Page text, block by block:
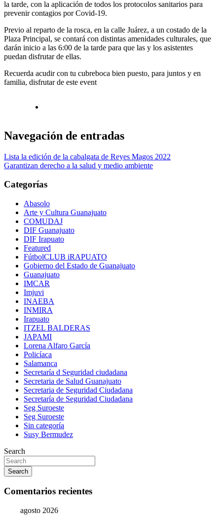
la tarde, con la aplicación de todos los protocolos sanitarios para
prevenir contagios por Covid-19.
Previo al reparto de la rosca, en la calle Juárez, a un costado de la
Plaza Principal, se contará con distintas amenidades culturales, que
darán inicio a las 6:00 de la tarde para que las y los asistentes
puedan disfrutar de ellas.
Recuerda acudir con tu cubreboca bien puesto, para juntos y en
familia, disfrutar de este event
Navegación de entradas
Lista la edición de la cabalgata de Reyes Magos 2022
Garantizan derecho a la salud y medio ambiente
Categorías
Abasolo
Arte y Cultura Guanajuato
COMUDAJ
DIF Guanajuato
DIF Irapuato
Featured
FútbolCLUB iRAPUATO
Gobierno del Estado de Guanajuato
Guanajuato
IMCAR
Imjuvi
INAEBA
INMIRA
Irapuato
ITZEL BALDERAS
JAPAMI
Lorena Alfaro García
Policíaca
Salamanca
Secretaría d Seguridad ciudadana
Secretaria de Salud Guanajuato
Secretaria de Seguridad Ciudadana
Secretaría de Seguridad Ciudadana
Seg Suroeste
Seg Suroeste
Sin categoría
Susy Bermudez
Search
Search
Comentarios recientes
agosto 2026